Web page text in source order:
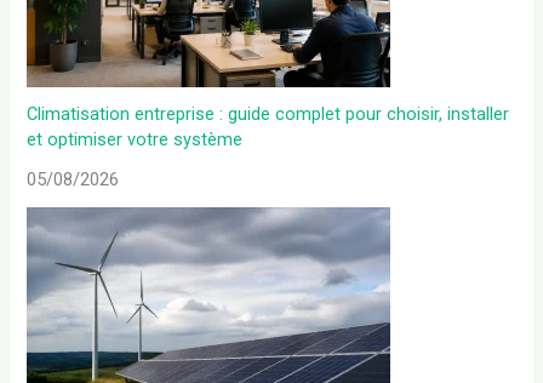
Climatisation entreprise : guide complet pour choisir, installer
et optimiser votre système
05/08/2026